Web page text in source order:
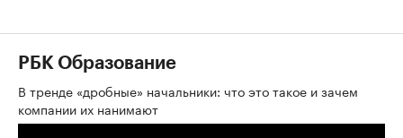
РБК Образование
В тренде «дробные» начальники: что это такое и зачем
компании их нанимают